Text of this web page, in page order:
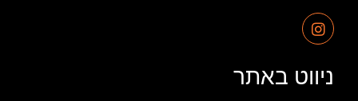
ניווט באתר